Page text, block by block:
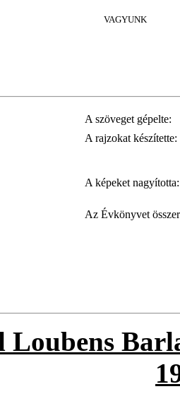
VAGYUNK
A szöveget gépelte:
A rajzokat készítette:
A képeket
Az Évkönyvet
Loubens